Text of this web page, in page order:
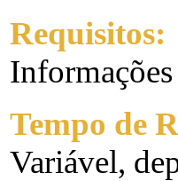
Requisitos:
Tempo de
Variável,